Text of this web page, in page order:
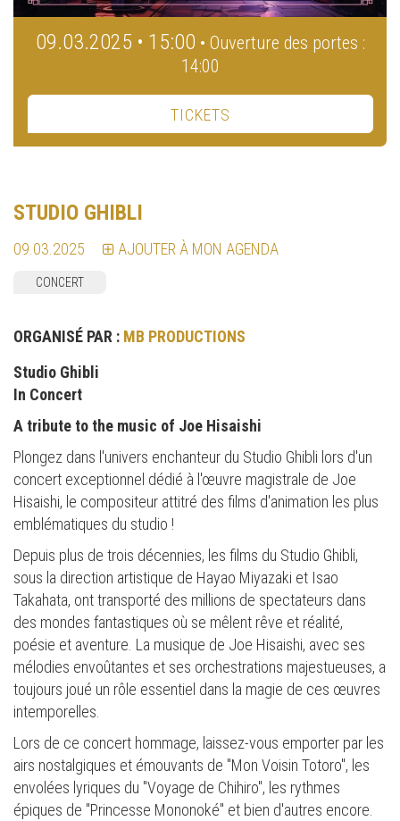
09.03.2025 • 15:00 • Ouverture des portes :
14:00
TICKETS
STUDIO GHIBLI
09.03.2025 AJOUTER À MON AGENDA
CONCERT
ORGANISÉ PAR : MB PRODUCTIONS
Studio Ghibli
In Concert
A tribute to the music of Joe Hisaishi
Plongez dans l'univers enchanteur du Studio Ghibli lors d'un
concert exceptionnel dédié à l'œuvre magistrale de Joe
Hisaishi, le compositeur attitré des films d'animation les plus
emblématiques du studio !
Depuis plus de trois décennies, les films du Studio Ghibli,
sous la direction artistique de Hayao Miyazaki et Isao
Takahata, ont transporté des millions de spectateurs dans
des mondes fantastiques où se mêlent rêve et réalité,
poésie et aventure. La musique de Joe Hisaishi, avec ses
mélodies envoûtantes et ses orchestrations majestueuses, a
toujours joué un rôle essentiel dans la magie de ces œuvres
intemporelles.
Lors de ce concert hommage, laissez-vous emporter par les
airs nostalgiques et émouvants de "Mon Voisin Totoro", les
envolées lyriques du "Voyage de Chihiro", les rythmes
épiques de "Princesse Mononoké" et bien d'autres encore.